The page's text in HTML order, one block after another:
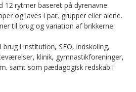
12 rytmer baseret på dyrenavne.
og laves i par, grupper eller alene.
til brug og variation af brikkerne.
brug i institution, SFO, indskoling,
klinik, gymnastikforeninger,
samt som pædagogisk redskab i